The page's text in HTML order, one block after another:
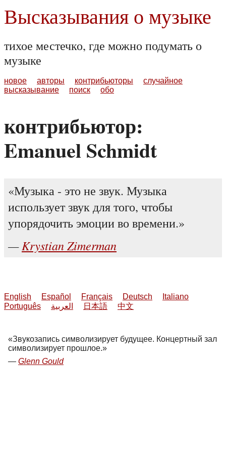
Высказывания о музыке
тихое местечко, где можно подумать о
музыке
новое авторы контрибьюторы
случайное
высказывание
поиск обо
контрибьютор:
Emanuel Schmidt
Музыка - это не звук. Музыка
использует звук для того, чтобы
упорядочить эмоции во времени.
Krystian Zimerman
English Español Français Deutsch
Italiano
Português
العربية 日本語 中文
Звукозапись символизирует будущее. Концертный зал
символизирует прошлое.
Glenn Gould